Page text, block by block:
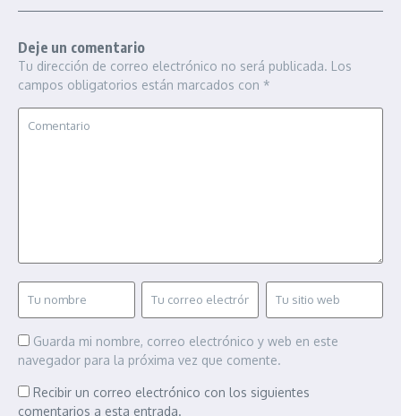
Deje un comentario
Tu dirección de correo electrónico no será publicada. Los
campos obligatorios están marcados con *
Guarda mi nombre, correo electrónico y web en este
navegador para la próxima vez que comente.
Recibir un correo electrónico con los siguientes
comentarios a esta entrada.